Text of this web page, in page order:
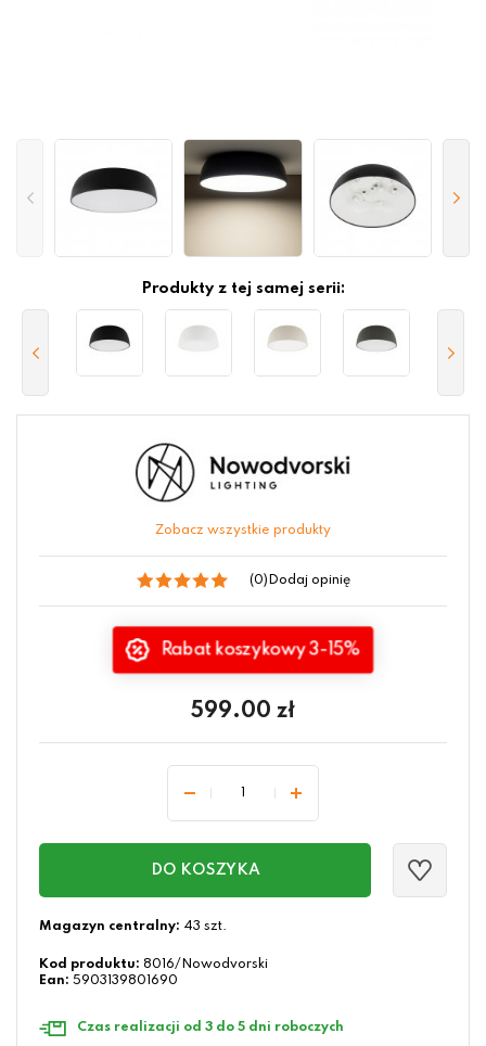
Produkty z tej samej serii:
Zobacz wszystkie produkty
(0) Dodaj opinię
Rabat koszykowy 3-15%
599.00 zł
DO KOSZYKA
Magazyn centralny: 43 szt.
Kod produktu: 8016/Nowodvorski
Ean: 5903139801690
Czas realizacji od 3 do 5 dni roboczych